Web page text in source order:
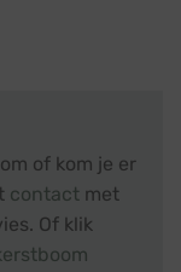
of kom je er
contact met
Of klik